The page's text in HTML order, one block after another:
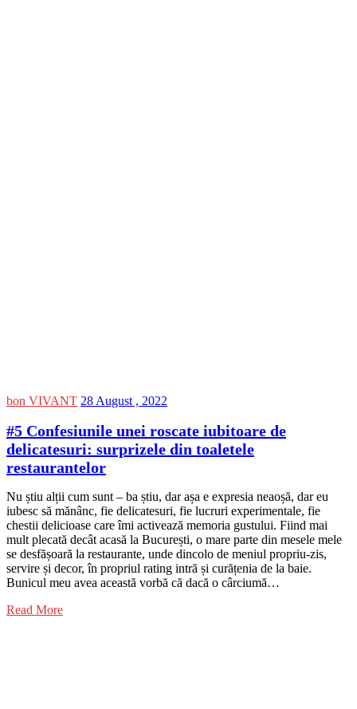
bon VIVANT 28 August , 2022
#5 Confesiunile unei roscate iubitoare de
delicatesuri: surprizele din toaletele
restaurantelor
Nu știu alții cum sunt – ba știu, dar așa e expresia neaoșă, dar eu
iubesc să mănânc, fie delicatesuri, fie lucruri experimentale, fie
chestii delicioase care îmi activează memoria gustului. Fiind mai
mult plecată decât acasă la București, o mare parte din mesele mele
se desfășoară la restaurante, unde dincolo de meniul propriu-zis,
servire și decor, în propriul rating intră și curățenia de la baie.
Bunicul meu avea această vorbă că dacă o cârciumă…
Read More